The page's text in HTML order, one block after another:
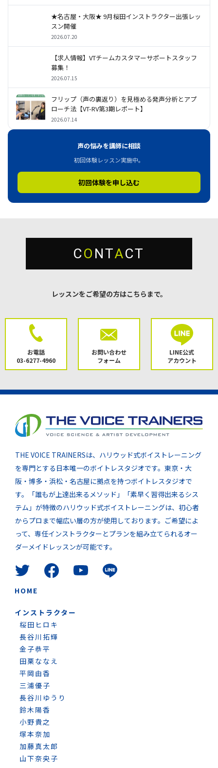
★名古屋・大阪★ 9月桜田インストラクター出張レッ
スン開催
2026.07.20
【求人情報】VTチームカスタマーサポートスタッフ
募集！
2026.07.15
フリップ（声の裏返り）を見極める発声分析とアプ
ローチ法【VT-RV第3期レポート】
2026.07.14
声の悩みを講師に相談
初回体験レッスン実施中。
初回体験を申し込む
CO NTACT
レッスンをご希望の方はこちらまで。
お電話
03-6277-4960
お問い合わせ
フォーム
LINE公式
アカウント
THE VOICE TRAINERSは、ハリウッド式ボイストレーニング
を専門とする日本唯一のボイトレスタジオです。東京・大
阪・博多・浜松・名古屋に拠点を持つボイトレスタジオで
す。「誰もが上達出来るメソッド」「素早く習得出来るシス
テム」が特徴のハリウッド式ボイストレーニングは、初心者
からプロまで幅広い層の方が使用しております。ご希望によ
って、専任インストラクターとプランを組み立てられるオー
ダーメイドレッスンが可能です。
HOME
インストラクター
桜田ヒロキ
長谷川拓輝
金子恭平
田栗ななえ
平岡由香
三浦優子
長谷川ゆうり
鈴木陽香
小野貴之
塚本奈加
加藤真太郎
山下奈央子